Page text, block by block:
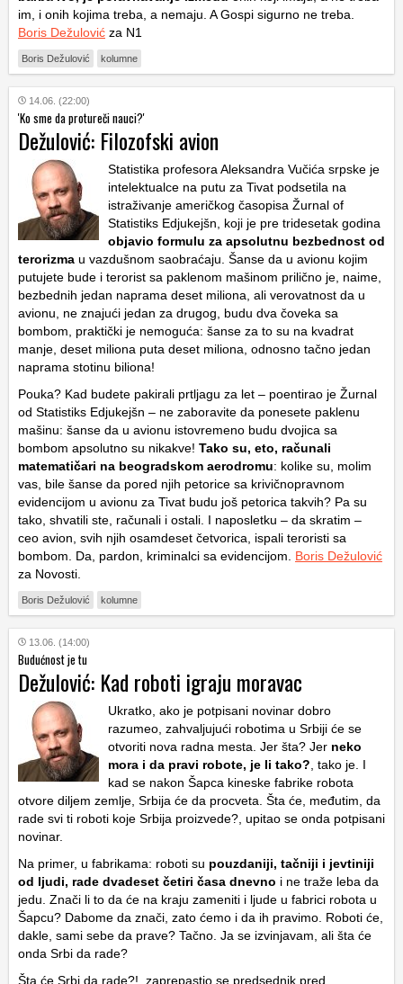
im, i onih kojima treba, a nemaju. A Gospi sigurno ne treba.
Boris Dežulović za N1
Boris Dežulović kolumne
14.06. (22:00)
'Ko sme da protureči nauci?'
Dežulović: Filozofski avion
Statistika profesora Aleksandra Vučića srpske je
intelektualce na putu za Tivat podsetila na
istraživanje američkog časopisa Žurnal of
Statistiks Edjukejšn, koji je pre tridesetak godina
objavio formulu za apsolutnu bezbednost od
terorizma u vazdušnom saobraćaju. Šanse da u avionu kojim
putujete bude i terorist sa paklenom mašinom prilično je, naime,
bezbednih jedan naprama deset miliona, ali verovatnost da u
avionu, ne znajući jedan za drugog, budu dva čoveka sa
bombom, praktički je nemoguća: šanse za to su na kvadrat
manje, deset miliona puta deset miliona, odnosno tačno jedan
naprama stotinu biliona!
Pouka? Kad budete pakirali prtljagu za let – poentirao je Žurnal
od Statistiks Edjukejšn – ne zaboravite da ponesete paklenu
mašinu: šanse da u avionu istovremeno budu dvojica sa
bombom apsolutno su nikakve! Tako su, eto, računali
matematičari na beogradskom aerodromu: kolike su, molim
vas, bile šanse da pored njih petorice sa krivičnopravnom
evidencijom u avionu za Tivat budu još petorica takvih? Pa su
tako, shvatili ste, računali i ostali. I naposletku – da skratim –
ceo avion, svih njih osamdeset četvorica, ispali teroristi sa
bombom. Da, pardon, kriminalci sa evidencijom. Boris Dežulović
za Novosti.
Boris Dežulović kolumne
13.06. (14:00)
Budućnost je tu
Dežulović: Kad roboti igraju moravac
Ukratko, ako je potpisani novinar dobro
razumeo, zahvaljujući robotima u Srbiji će se
otvoriti nova radna mesta. Jer šta? Jer neko
mora i da pravi robote, je li tako? , tako je. I
kad se nakon Šapca kineske fabrike robota
otvore diljem zemlje, Srbija će da procveta. Šta će, međutim, da
rade svi ti roboti koje Srbija proizvede?, upitao se onda potpisani
novinar.
Na primer, u fabrikama: roboti su pouzdaniji, tačniji i jevtiniji
od ljudi, rade dvadeset četiri časa dnevno i ne traže leba da
jedu. Znači li to da će na kraju zameniti i ljude u fabrici robota u
Šapcu? Dabome da znači, zato ćemo i da ih pravimo. Roboti će,
dakle, sami sebe da prave? Tačno. Ja se izvinjavam, ali šta će
onda Srbi da rade?
Šta će Srbi da rade?!, zaprepastio se predsednik pred